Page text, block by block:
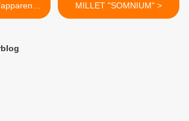
IV :
MILLET "SOMNIUM" >